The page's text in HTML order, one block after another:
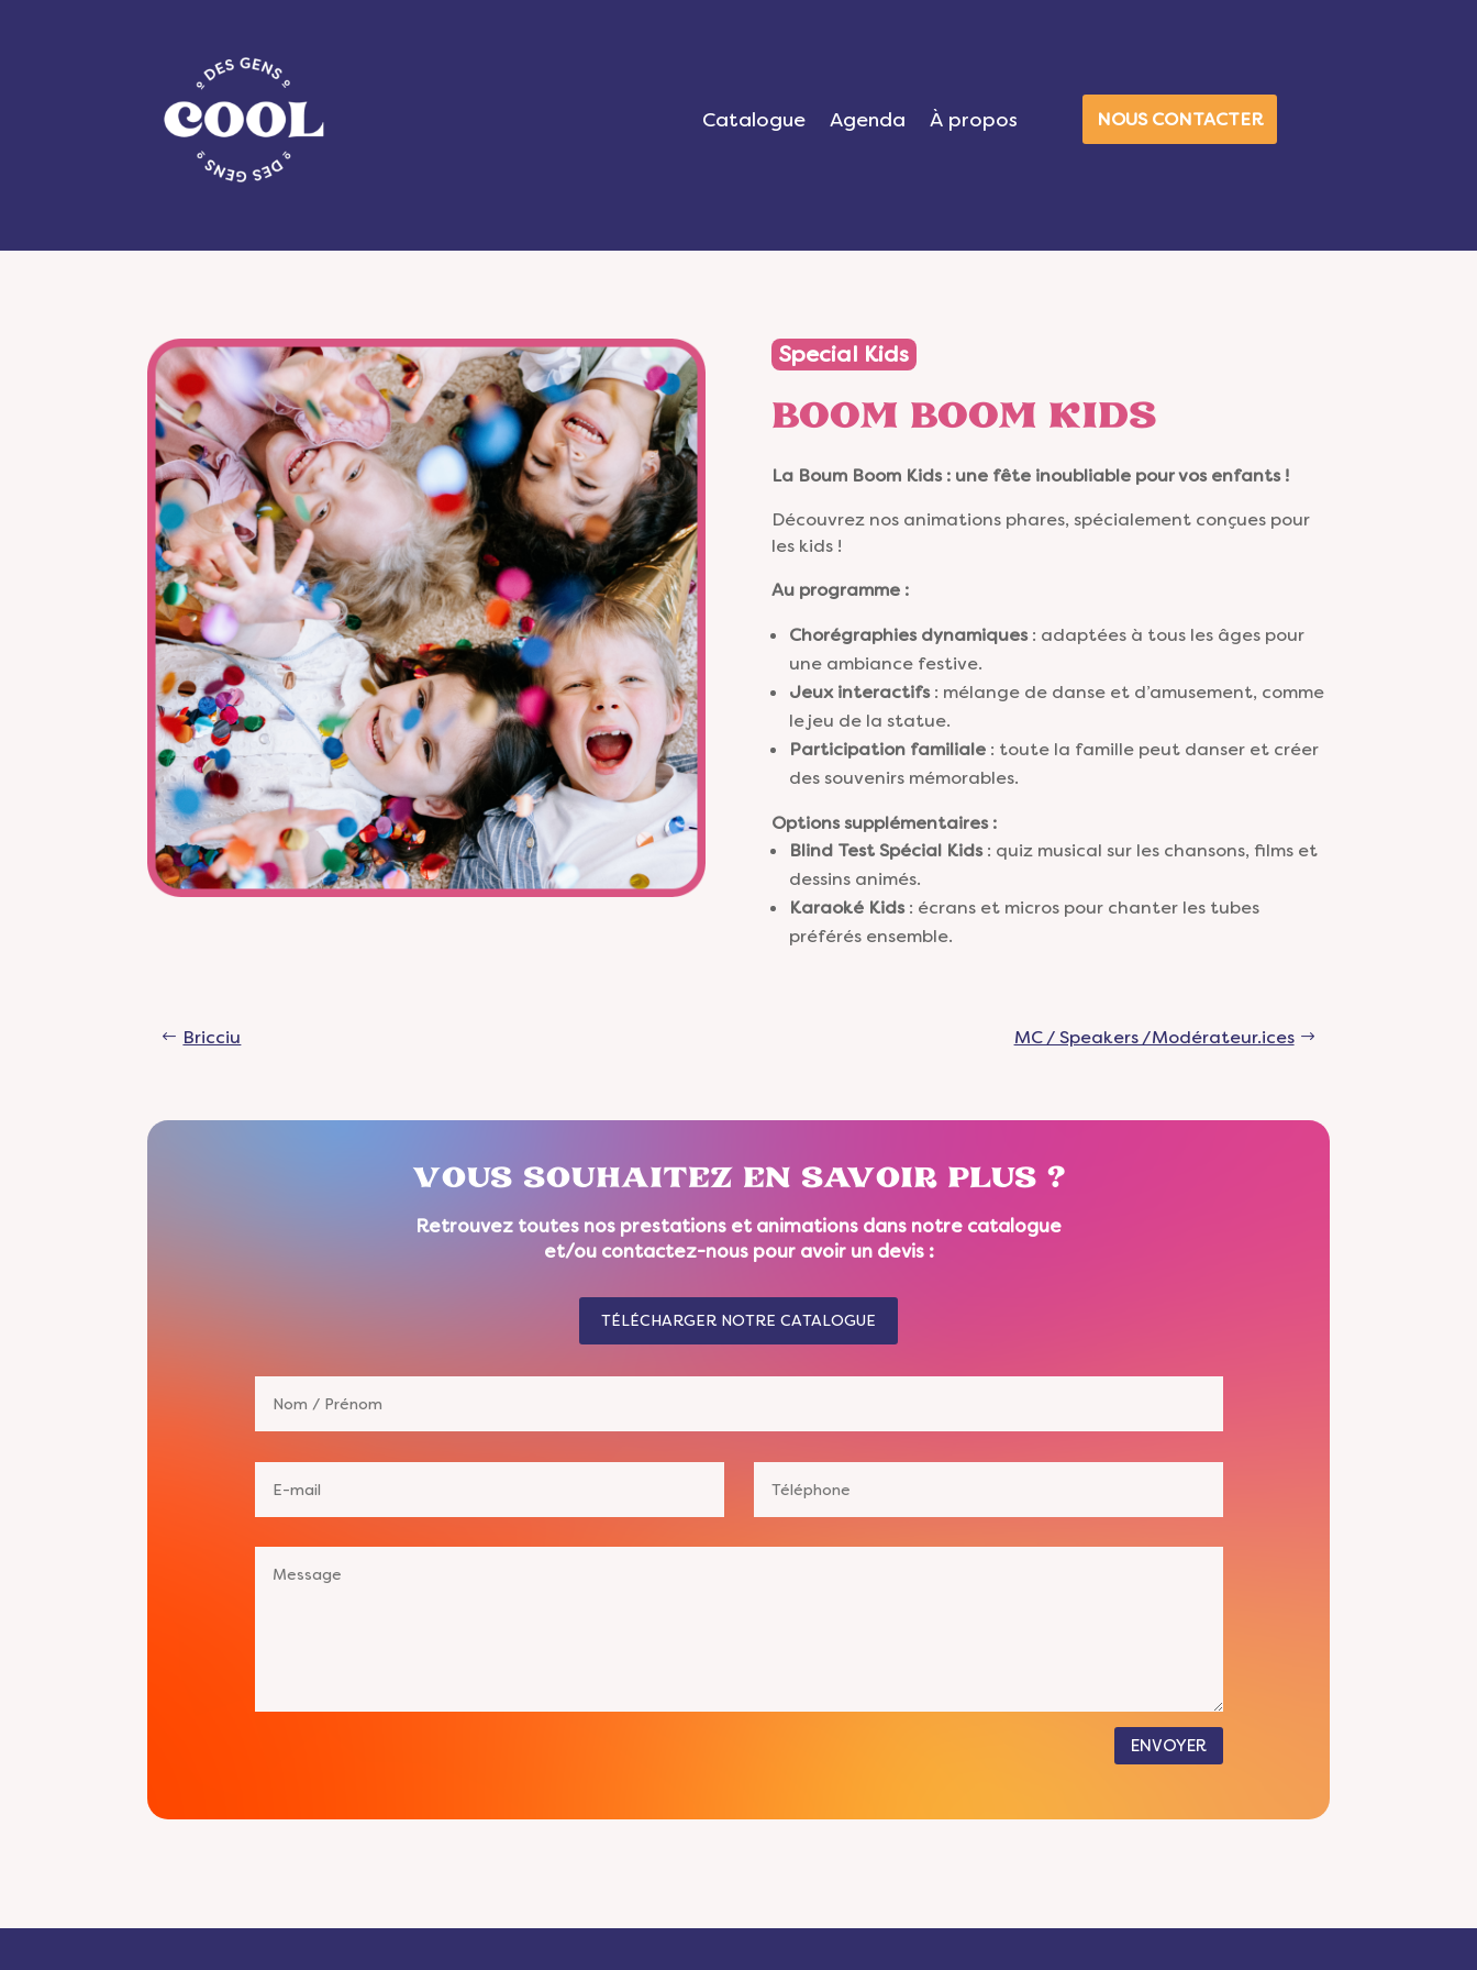
Catalogue Agenda À propos NOUS CONTACTER
Special Kids
BOOM BOOM KIDS
La Boum Boom Kids : une fête inoubliable pour vos enfants !
Découvrez nos animations phares, spécialement conçues pour
les kids !
Au programme :
Chorégraphies dynamiques: adaptées à tous les âges pour
une ambiance festive.
Jeux interactifs: mélange de danse et d’amusement, comme
le jeu de la statue.
Participation familiale: toute la famille peut danser et créer
des souvenirs mémorables.
Options supplémentaires :
Blind Test Spécial Kids: quiz musical sur les chansons, films et
dessins animés.
Karaoké Kids: écrans et micros pour chanter les tubes
préférés ensemble.
Bricciu MC / Speakers /Modérateur.ices
VOUS SOUHAITEZ EN SAVOIR PLUS ?
Retrouvez toutes nos prestations et animations dans notre catalogue
et/ou contactez-nous pour avoir un devis :
TÉLÉCHARGER NOTRE CATALOGUE
ENVOYER